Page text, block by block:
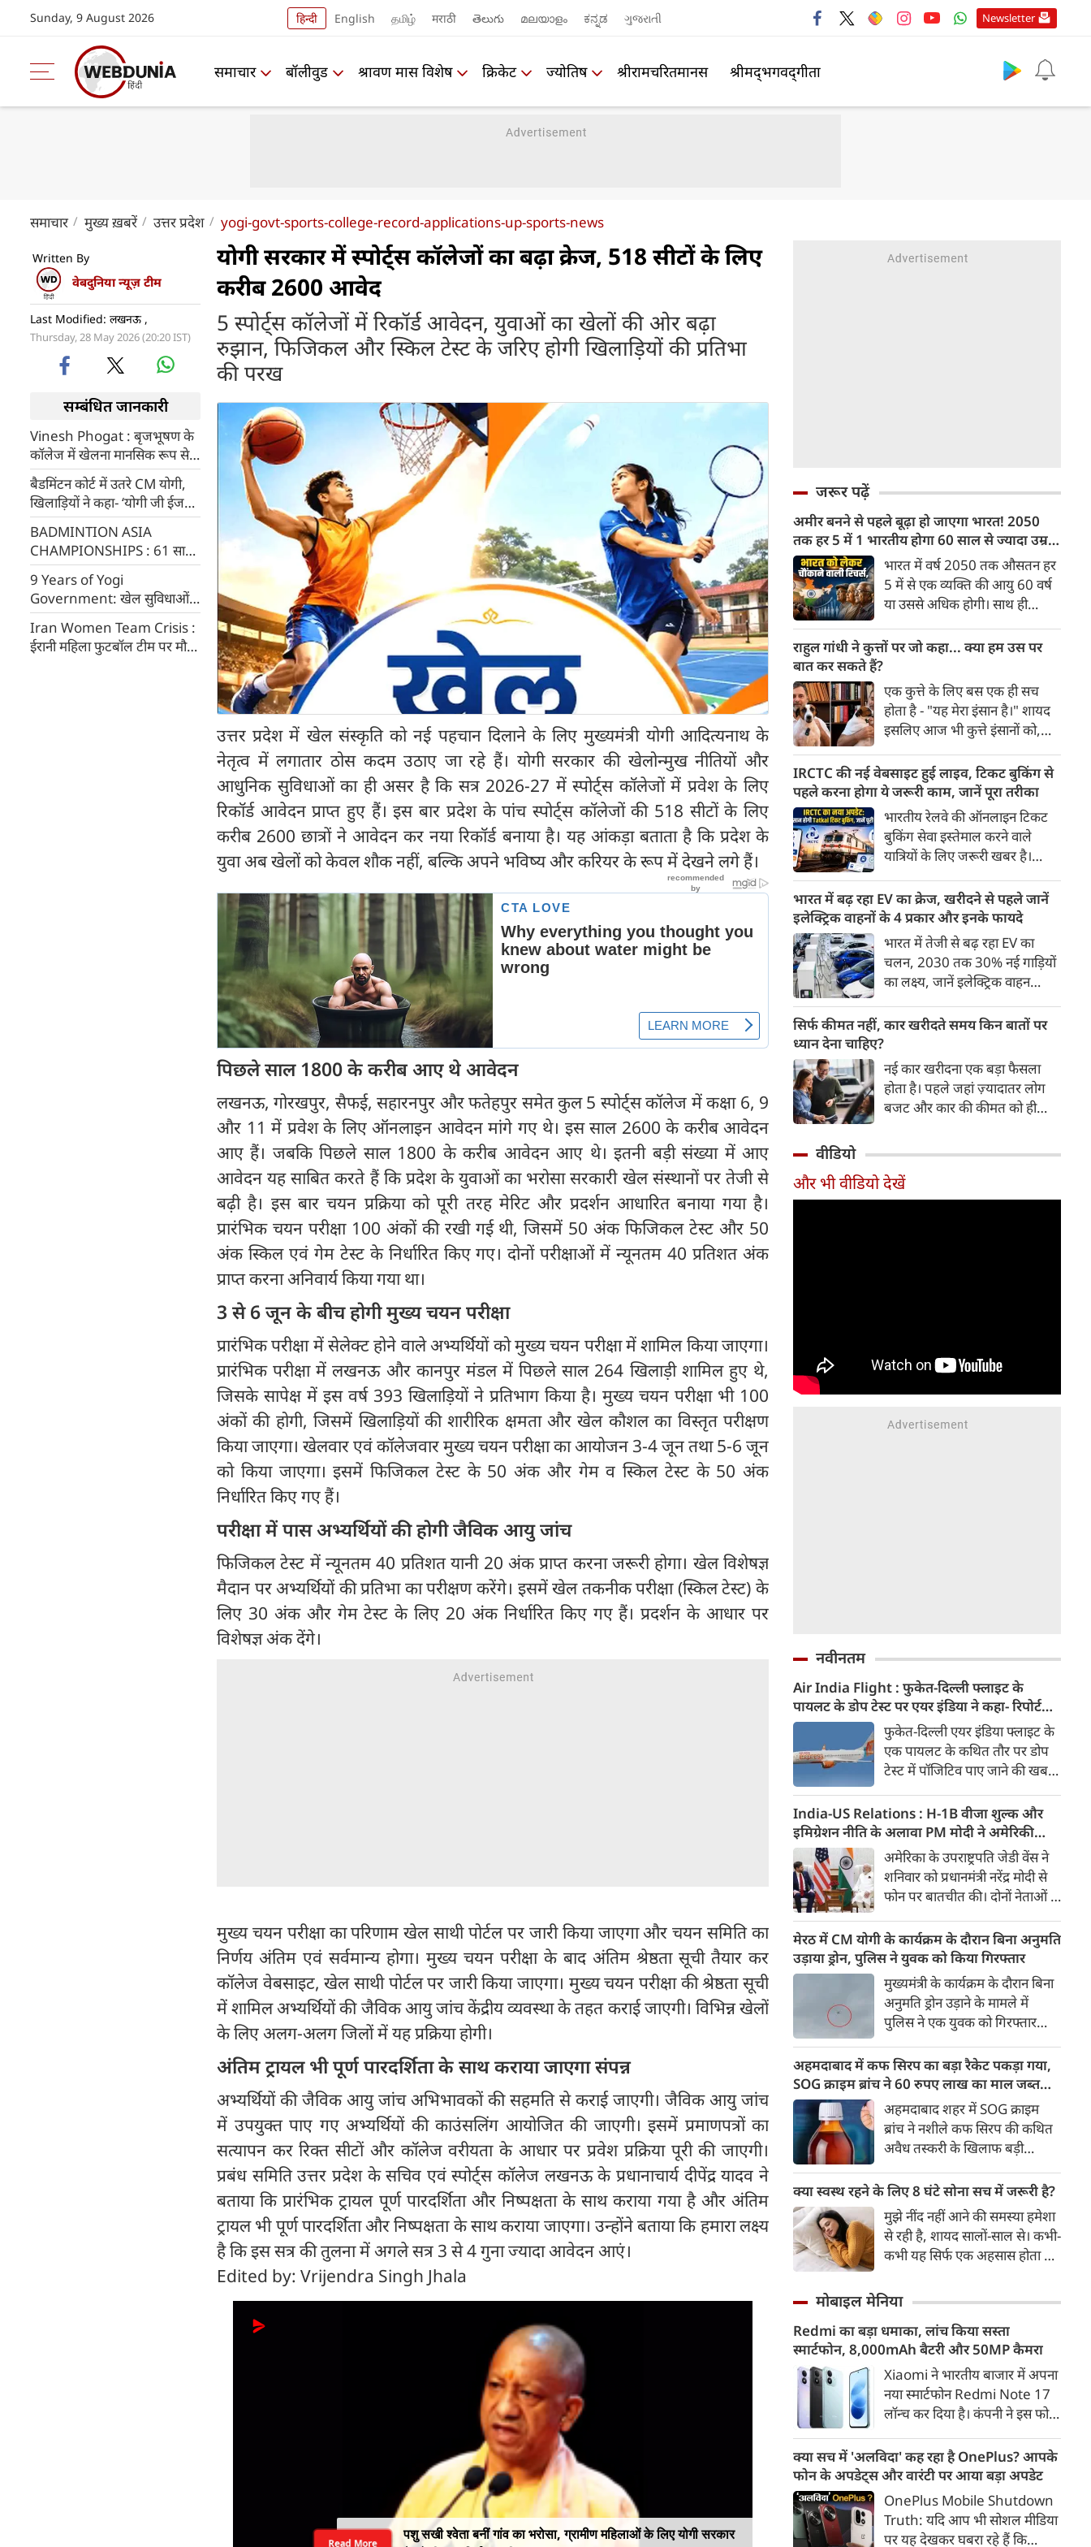
Sunday, 9 August 2026 हिन्दी English தமிழ் मराठी తెలుగు മലയാളം ಕನ್ನಡ ગુજરાતી Newsletter
समाचार बॉलीवुड श्रावण मास विशेष क्रिकेट ज्योतिष श्रीरामचरितमानस श्रीमद्‍भगवद्‍गीता
समाचार मुख्य ख़बरें उत्तर प्रदेश yogi-govt-sports-college-record-applications-up-sports-news
Written By
वेबदुनिया न्यूज़ टीम
Last Modified: लखनऊ ,
Thursday, 28 May 2026 (20:20 IST)
सम्बंधित जानकारी
Vinesh Phogat : बृजभूषण के
कॉलेज में खेलना मानसिक रूप से
बेहद कठिन, विनेश फोगाट का बड़ा
बयान
बैडमिंटन कोर्ट में उतरे CM योगी,
खिलाड़ियों ने कहा- ‘योगी जी ईज
ग्रेट’
BADMINTION ASIA
CHAMPIONSHIPS : 61 साल
बाद फाइनल में पहुंचा भारत, आयुष
शेट्टी ने जीता ऐतिहासिक सिल्वर
9 Years of Yogi
Government: खेल सुविधाओं में
बड़ा बदलाव, मेजर ध्यानचंद खेल
विश्वविद्यालय से तैयार होंगे यूपी के
चैंपियन
Iran Women Team Crisis :
ईरानी महिला फुटबॉल टीम पर मौत
योगी सरकार में स्पोर्ट्स कॉलेजों का बढ़ा क्रेज, 518 सीटों के लिए
करीब 2600 आवेद
5 स्पोर्ट्स कॉलेजों में रिकॉर्ड आवेदन, युवाओं का खेलों की ओर बढ़ा
रुझान, फिजिकल और स्किल टेस्ट के जरिए होगी खिलाड़ियों की प्रतिभा
की परख
उत्तर प्रदेश में खेल संस्कृति को नई पहचान दिलाने के लिए मुख्यमंत्री योगी आदित्यनाथ के
नेतृत्व में लगातार ठोस कदम उठाए जा रहे हैं। योगी सरकार की खेलोन्मुख नीतियों और
आधुनिक सुविधाओं का ही असर है कि सत्र 2026-27 में स्पोर्ट्स कॉलेजों में प्रवेश के लिए
रिकॉर्ड आवेदन प्राप्त हुए हैं। इस बार प्रदेश के पांच स्पोर्ट्स कॉलेजों की 518 सीटों के लिए
करीब 2600 छात्रों ने आवेदन कर नया रिकॉर्ड बनाया है। यह आंकड़ा बताता है कि प्रदेश के
युवा अब खेलों को केवल शौक नहीं, बल्कि अपने भविष्य और करियर के रूप में देखने लगे हैं।
पिछले साल 1800 के करीब आए थे आवेदन
लखनऊ, गोरखपुर, सैफई, सहारनपुर और फतेहपुर समेत कुल 5 स्पोर्ट्स कॉलेज में कक्षा 6, 9
और 11 में प्रवेश के लिए ऑनलाइन आवेदन मांगे गए थे। इस साल 2600 के करीब आवेदन
आए हैं। जबकि पिछले साल 1800 के करीब आवेदन आए थे। इतनी बड़ी संख्या में आए
आवेदन यह साबित करते हैं कि प्रदेश के युवाओं का भरोसा सरकारी खेल संस्थानों पर तेजी से
बढ़ी है। इस बार चयन प्रक्रिया को पूरी तरह मेरिट और प्रदर्शन आधारित बनाया गया है।
प्रारंभिक चयन परीक्षा 100 अंकों की रखी गई थी, जिसमें 50 अंक फिजिकल टेस्ट और 50
अंक स्किल एवं गेम टेस्ट के निर्धारित किए गए। दोनों परीक्षाओं में न्यूनतम 40 प्रतिशत अंक
प्राप्त करना अनिवार्य किया गया था।
3 से 6 जून के बीच होगी मुख्य चयन परीक्षा
प्रारंभिक परीक्षा में सेलेक्ट होने वाले अभ्यर्थियों को मुख्य चयन परीक्षा में शामिल किया जाएगा।
प्रारंभिक परीक्षा में लखनऊ और कानपुर मंडल में पिछले साल 264 खिलाड़ी शामिल हुए थे,
जिसके सापेक्ष में इस वर्ष 393 खिलाड़ियों ने प्रतिभाग किया है। मुख्य चयन परीक्षा भी 100
अंकों की होगी, जिसमें खिलाड़ियों की शारीरिक क्षमता और खेल कौशल का विस्तृत परीक्षण
किया जाएगा। खेलवार एवं कॉलेजवार मुख्य चयन परीक्षा का आयोजन 3-4 जून तथा 5-6 जून
को किया जाएगा। इसमें फिजिकल टेस्ट के 50 अंक और गेम व स्किल टेस्ट के 50 अंक
निर्धारित किए गए हैं।
परीक्षा में पास अभ्यर्थियों की होगी जैविक आयु जांच
फिजिकल टेस्ट में न्यूनतम 40 प्रतिशत यानी 20 अंक प्राप्त करना जरूरी होगा। खेल विशेषज्ञ
मैदान पर अभ्यर्थियों की प्रतिभा का परीक्षण करेंगे। इसमें खेल तकनीक परीक्षा (स्किल टेस्ट) के
लिए 30 अंक और गेम टेस्ट के लिए 20 अंक निर्धारित किए गए हैं। प्रदर्शन के आधार पर
विशेषज्ञ अंक देंगे।
मुख्य चयन परीक्षा का परिणाम खेल साथी पोर्टल पर जारी किया जाएगा और चयन समिति का
निर्णय अंतिम एवं सर्वमान्य होगा। मुख्य चयन परीक्षा के बाद अंतिम श्रेष्ठता सूची तैयार कर
कॉलेज वेबसाइट, खेल साथी पोर्टल पर जारी किया जाएगा। मुख्य चयन परीक्षा की श्रेष्ठता सूची
में शामिल अभ्यर्थियों की जैविक आयु जांच केंद्रीय व्यवस्था के तहत कराई जाएगी। विभिन्न खेलों
के लिए अलग-अलग जिलों में यह प्रक्रिया होगी।
अंतिम ट्रायल भी पूर्ण पारदर्शिता के साथ कराया जाएगा संपन्न
अभ्यर्थियों की जैविक आयु जांच अभिभावकों की सहमति से कराई जाएगी। जैविक आयु जांच
में उपयुक्त पाए गए अभ्यर्थियों की काउंसलिंग आयोजित की जाएगी। इसमें प्रमाणपत्रों का
सत्यापन कर रिक्त सीटों और कॉलेज वरीयता के आधार पर प्रवेश प्रक्रिया पूरी की जाएगी।
प्रबंध समिति उत्तर प्रदेश के सचिव एवं स्पोर्ट्स कॉलेज लखनऊ के प्रधानाचार्य दीपेंद्र यादव ने
बताया कि प्रारंभिक ट्रायल पूर्ण पारदर्शिता और निष्पक्षता के साथ कराया गया है और अंतिम
ट्रायल भी पूर्ण पारदर्शिता और निष्पक्षता के साथ कराया जाएगा। उन्होंने बताया कि हमारा लक्ष्य
है कि इस सत्र की तुलना में अगले सत्र 3 से 4 गुना ज्यादा आवेदन आएं।
Edited by: Vrijendra Singh Jhala
पशु सखी श्वेता बनीं गांव का भरोसा, ग्रामीण महिलाओं के लिए योगी सरकार
Read More
जरूर पढ़ें
अमीर बनने से पहले बूढ़ा हो जाएगा भारत! 2050
तक हर 5 में 1 भारतीय होगा 60 साल से ज्यादा उम्र
का
भारत में वर्ष 2050 तक औसतन हर
5 में से एक व्यक्ति की आयु 60 वर्ष
या उससे अधिक होगी। साथ ही
भारत में रहेंगे। ‘ट्रांसफॉर्म रूरल
अनुसार भारत विकसित देशों के
विपरीत समृद्ध बनने से पहले ही वृद्ध
होती आबादी वाले देश की श्रेणी में
पहुंच रहा है।
राहुल गांधी ने कुत्तों पर जो कहा... क्या हम उस पर
बात कर सकते हैं?
एक कुत्ते के लिए बस एक ही सच
होता है - "यह मेरा इंसान है।" शायद
इसलिए आज भी कुत्ते इंसानों को,
भू-राजनीति से लेकर कृत्रिम
बुद्धिमत्ता, जलवायु परिवर्तन से लेकर
क्रिकेट तक हर विषय पर बहस कर
सकते हैं, तो उस जीव पर भी एक
गंभीर चर्चा बनती है जिसने किसी भी
सभ्यता से पहले इंसान का साथ चुना
था। दुर्भाग्य यह है कि आज कुत्तों के
बारे में हमारी राय पशु-चिकित्सकों,
व्यवहार वैज्ञानिकों या विशेषज्ञों से
कम... और व्हाट्सऐप यूनिवर्सिटी से
ज़्यादा बनती है।
IRCTC की नई वेबसाइट हुई लाइव, टिकट बुकिंग से
पहले करना होगा ये जरूरी काम, जानें पूरा तरीका
भारतीय रेलवे की ऑनलाइन टिकट
बुकिंग सेवा इस्तेमाल करने वाले
यात्रियों के लिए जरूरी खबर है।
वेबसाइट का बीटा वर्जन लॉन्च कर
दिया है। करीब 24 साल पुराने
इंटरफेस के बाद वेबसाइट को नए
डिजाइन और कई नए फीचर्स के साथ
अपडेट किया गया है।
भारत में बढ़ रहा EV का क्रेज, खरीदने से पहले जानें
इलेक्ट्रिक वाहनों के 4 प्रकार और इनके फायदे
भारत में तेजी से बढ़ रहा EV का
चलन, 2030 तक 30% नई गाड़ियों
का लक्ष्य, जानें इलेक्ट्रिक वाहन
200 अरब रुपए का मौका
सिर्फ कीमत नहीं, कार खरीदते समय किन बातों पर
ध्यान देना चाहिए?
नई कार खरीदना एक बड़ा फैसला
होता है। पहले जहां ज़्यादातर लोग
बजट और कार की कीमत को ही
खरीदते समय किन बातों पर ध्यान
देना चाहिए।
वीडियो
और भी वीडियो देखें
नवीनतम
Air India Flight : फुकेत-दिल्ली फ्लाइट के
पायलट के डोप टेस्ट पर एयर इंडिया ने कहा- रिपोर्ट
नहीं मिली, टिप्पणी की स्थिति में नहीं
फुकेत-दिल्ली एयर इंडिया फ्लाइट के
एक पायलट के कथित तौर पर डोप
टेस्ट में पॉजिटिव पाए जाने की खबरों
अभी तक टेस्ट रिपोर्ट उपलब्ध नहीं
कराई गई है। एयरलाइन ने कहा कि
रिपोर्ट उसके पास नहीं होने के कारण
वह इस मामले में किसी निष्कर्ष पर
टिप्पणी करने की स्थिति में नहीं है।
India-US Relations : H-1B वीजा शुल्क और
इमिग्रेशन नीति के अलावा PM मोदी ने अमेरिकी
उपराष्ट्रपति जेडी वेंस किन मुद्दों पर की चर्चा
अमेरिका के उपराष्ट्रपति जेडी वेंस ने
शनिवार को प्रधानमंत्री नरेंद्र मोदी से
फोन पर बातचीत की। दोनों नेताओं ने
रणनीतिक साझेदारी को और मजबूत
करने के तरीकों पर चर्चा की।
बातचीत के दौरान व्यापार, रक्षा,
ऊर्जा सुरक्षा, महत्वपूर्ण खनिज और
उभरती तकनीकों जैसे प्रमुख मुद्दों पर
विचार-विमर्श हुआ।
मेरठ में CM योगी के कार्यक्रम के दौरान बिना अनुमति
उड़ाया ड्रोन, पुलिस ने युवक को किया गिरफ्तार
मुख्यमंत्री के कार्यक्रम के दौरान बिना
अनुमति ड्रोन उड़ाने के मामले में
पुलिस ने एक युवक को गिरफ्तार
दो ड्रोन उड़ते हुए दिखाई दिए थे। जांच
में एक ड्रोन सरकारी और पूर्व अनुमति
से उड़ाया जा रहा था, जबकि दूसरा
ड्रोन बिना अनुमति उड़ता पाया गया।
अहमदाबाद में कफ सिरप का बड़ा रैकेट पकड़ा गया,
SOG क्राइम ब्रांच ने 60 रुपए लाख का माल जब्त
किया
अहमदाबाद शहर में SOG क्राइम
ब्रांच ने नशीले कफ सिरप की कथित
अवैध तस्करी के खिलाफ बड़ी
GPO पोस्ट ऑफिस के पास से
प्रतिबंधित कफ सिरप का बड़ा जखीरा
पकड़ा गया है। पुलिस की प्रारंभिक
जांच में सामने आया है कि पोस्टल
सर्विस का इस्तेमाल करके कफ सिरप
रहा था।
क्या स्वस्थ रहने के लिए 8 घंटे सोना सच में जरूरी है?
मुझे नींद नहीं आने की समस्या हमेशा
से रही है, शायद सालों-साल से। कभी-
कभी यह सिर्फ एक अहसास होता है,
बात मुझे पता है, क्योंकि मेरी घड़ी
तो मेरी यह घड़ी भी इस समस्या की
एक बड़ी वजह हो सकती है। यह मुझे
लगातार समय पर सोने की याद
दिलाती रहती है और हर सुबह खराब
‘स्लीप स्कोर' दिखाकर परेशान करती
मोबाइल मेनिया
Redmi का बड़ा धमाका, लांच किया सस्ता
स्मार्टफोन, 8,000mAh बैटरी और 50MP कैमरा
Xiaomi ने भारतीय बाजार में अपना
नया स्मार्टफोन Redmi Note 17
लॉन्च कर दिया है। कंपनी ने इस फोन
डिस्प्ले, 8,000mAh की बड़ी बैटरी
और Qualcomm Snapdragon
चिपसेट के साथ पेश किया है। फोन में
50MP का मेन कैमरा दिया गया है।
इसके अलावा Redmi Note 17 में
क्या सच में 'अलविदा' कह रहा है OnePlus? आपके
फोन के अपडेट्स और वारंटी पर आया बड़ा अपडेट
OnePlus Mobile Shutdown
Truth: यदि आप भी सोशल मीडिया
पर यह देखकर घबरा रहे हैं कि